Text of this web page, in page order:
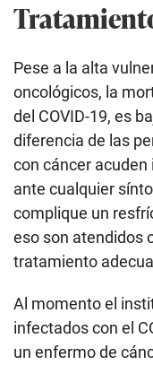
Pese a la alta
oncológicos, la
del COVID-19, es
diferencia de las
con cáncer
ante cualquier
complique un
eso son atendidos
tratamiento
Al momento el
infectados con el
un enfermo de